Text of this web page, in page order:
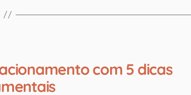
com 5 dicas